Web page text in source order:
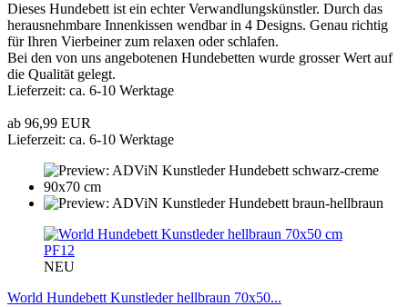
Dieses Hundebett ist ein echter Verwandlungskünstler. Durch das
herausnehmbare Innenkissen wendbar in 4 Designs. Genau richtig
für Ihren Vierbeiner zum relaxen oder schlafen.
Bei den von uns angebotenen Hundebetten wurde grosser Wert auf
die Qualität gelegt.
Lieferzeit: ca. 6-10 Werktage
ab 96,99 EUR
Lieferzeit: ca. 6-10 Werktage
PF12
NEU
World Hundebett Kunstleder hellbraun 70x50...